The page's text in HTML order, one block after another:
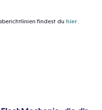
findest du hier.